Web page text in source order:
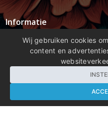
Informatie
Mijn account
Wij gebruiken cookies
content en